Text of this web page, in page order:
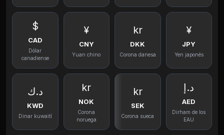
$
CAD
Dólar
canadiense
¥
CNY
Yuan chino
kr
DKK
Corona danesa
¥
JPY
Yen japonés
د.ك
KWD
Dinar kuwaití
kr
NOK
Corona
noruega
kr
SEK
Corona sueca
د.إ
AED
Dirham de los
EAU